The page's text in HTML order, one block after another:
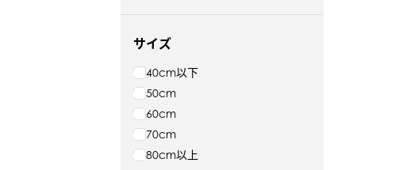
サイズ
40cm以下
50cm
60cm
70cm
80cm以上